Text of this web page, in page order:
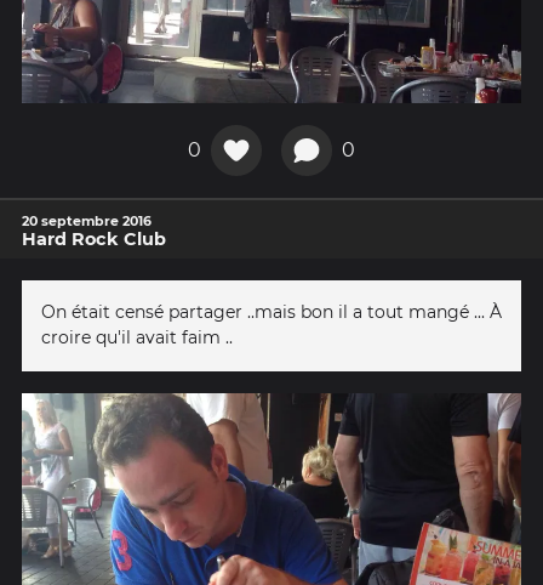
0 0
20 septembre 2016
Hard Rock Club
On était censé partager ..mais bon il a tout mangé ... À
croire qu'il avait faim ..